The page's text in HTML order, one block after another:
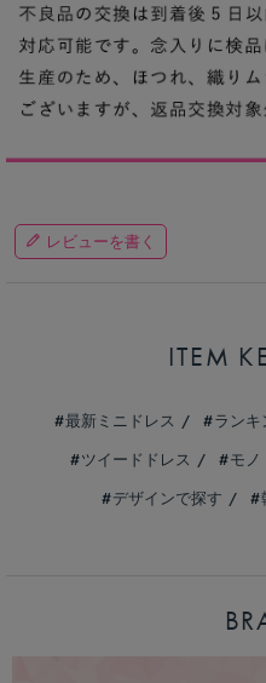
レビューを書く
ITEM
最新ミニドレス ランキ
ツイードドレス
モノ
デザインで探す